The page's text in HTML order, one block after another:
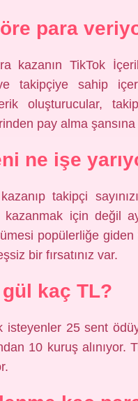
para
kazanın TikTok
takipçiye sahip
oluşturucular,
pay alma
ne işe
takipçi
için değil
popülerliğe giden
bir fırsatınız var.
kaç TL?
isteyenler 25 sent
10 kuruş alınıyor.